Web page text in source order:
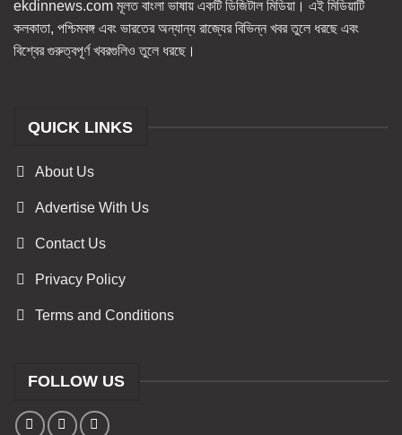
ekdinnews.com মূলত বাংলা ভাষায় একটি ডিজিটাল মিডিয়া। এই মিডিয়াটি
কলকাতা, পশ্চিমবঙ্গ এবং ভারতের অন্যান্য রাজ্যের বিভিন্ন খবর তুলে ধরছে এবং
বিশ্বের গুরুত্বপূর্ণ খবরগুলিও তুলে ধরছে।
QUICK LINKS
About Us
Advertise With Us
Contact Us
Privacy Policy
Terms and Conditions
FOLLOW US